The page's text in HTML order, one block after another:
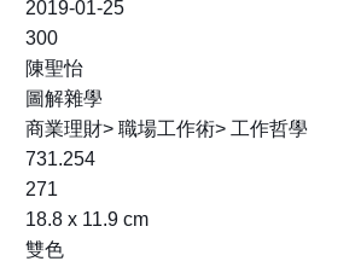
2019-01-25
300
陳聖怡
圖解雜學
商業理財> 職場工作術> 工作哲學
731.254
271
18.8 x 11.9 cm
雙色